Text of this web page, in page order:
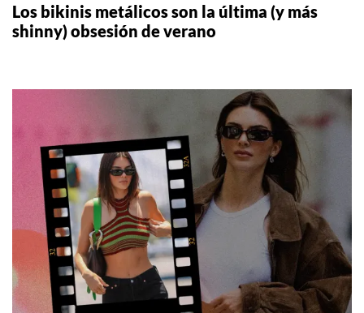
Los bikinis metálicos son la última (y más
shinny) obsesión de verano